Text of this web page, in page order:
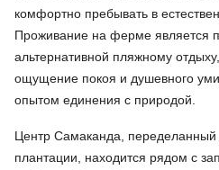
комфортно пребывать в
Проживание на ферме является
альтернативной пляжному
ощущение покоя и душевного
опытом единения с природой.
Центр Самаканда,
плантации, находится рядом с